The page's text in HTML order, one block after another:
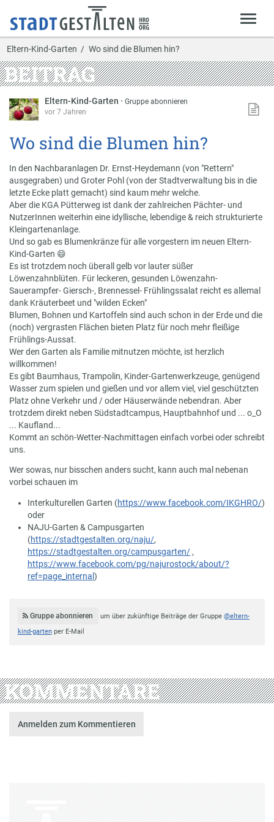
Eltern-Kind-Garten Wo sind die Blumen hin?
BEITRAG
Eltern-Kind-Garten ·Gruppe abonnieren
vor 7 Jahren
Wo sind die Blumen hin?
In den Nachbaranlagen Dr. Ernst-Heydemann (von "Rettern"
ausgegraben) und Groter Pohl (von der Stadtverwaltung bis in die
letzte Ecke platt gemacht) sind kaum mehr welche.
Aber die KGA Pütterweg ist dank der zahlreichen Pächter- und
NutzerInnen weiterhin eine idyllische, lebendige & reich strukturierte
Kleingartenanlage.
Und so gab es Blumenkränze für alle vorgestern im neuen Eltern-
Kind-Garten 😄
Es ist trotzdem noch überall gelb vor lauter süßer
Löwenzahnblüten. Für leckeren, gesunden Löwenzahn-
Sauerampfer- Giersch-, Brennessel- Frühlingssalat reicht es allemal
dank Kräuterbeet und "wilden Ecken"
Blumen, Bohnen und Kartoffeln sind auch schon in der Erde und die
(noch) vergrasten Flächen bieten Platz für noch mehr fleißige
Frühlings-Aussat.
Wer den Garten als Familie mitnutzen möchte, ist herzlich
willkommen!
Es gibt Baumhaus, Trampolin, Kinder-Gartenwerkzeuge, genügend
Wasser zum spielen und gießen und vor allem viel, viel geschützten
Platz ohne Verkehr und / oder Häuserwände nebendran. Aber
trotzdem direkt neben Südstadtcampus, Hauptbahnhof und ... o_O
... Kaufland...
Kommt an schön-Wetter-Nachmittagen einfach vorbei oder schreibt
uns.
Wer sowas, nur bisschen anders sucht, kann auch mal nebenan
vorbei schauen im
Interkulturellen Garten (https://www.facebook.com/IKGHRO/)
oder
NAJU-Garten & Campusgarten
(https://stadtgestalten.org/naju/,
https://stadtgestalten.org/campusgarten/ ,
https://www.facebook.com/pg/najurostock/about/?
ref=page_internal )
Gruppe abonnieren um über zukünftige Beiträge der Gruppe @eltern-
kind-gartenper E-Mail
KOMMENTARE
Anmelden zum Kommentieren